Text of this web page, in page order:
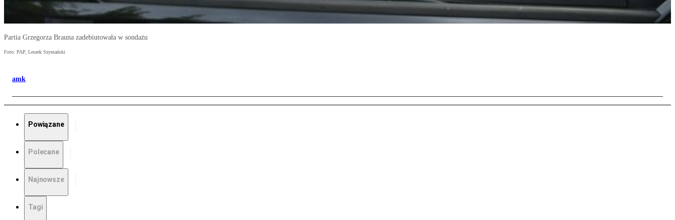
Partia Grzegorza Brauna zadebiutowała w sondażu
Foto: PAP, Leszek Szymański
amk
Powiązane
Polecane
Najnowsze
Tagi